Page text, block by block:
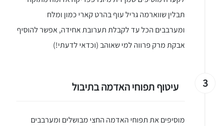
תבלין שווארמה גריל עוף בהרט קארי כמון ומלח
ומערבבים הכל עד לקבלת תערובת אחידה, אפשר להוסיף
אבקת מרק פרווה למי שאוהב (וכדאי לדעתי!)
3 עיטוף תפוחי האדמה בתיבול
מוסיפים את תפוחי האדמה החצי מבושלים ומערבבים